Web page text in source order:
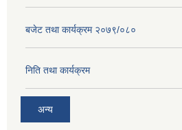
बजेट तथा कार्यक्रम २०७९/०८०
निति तथा कार्यक्रम
अन्य